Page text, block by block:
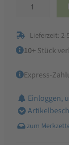
Festival
MengeLieferzeit: 2-
10+Stück
Express-
Einloggen,